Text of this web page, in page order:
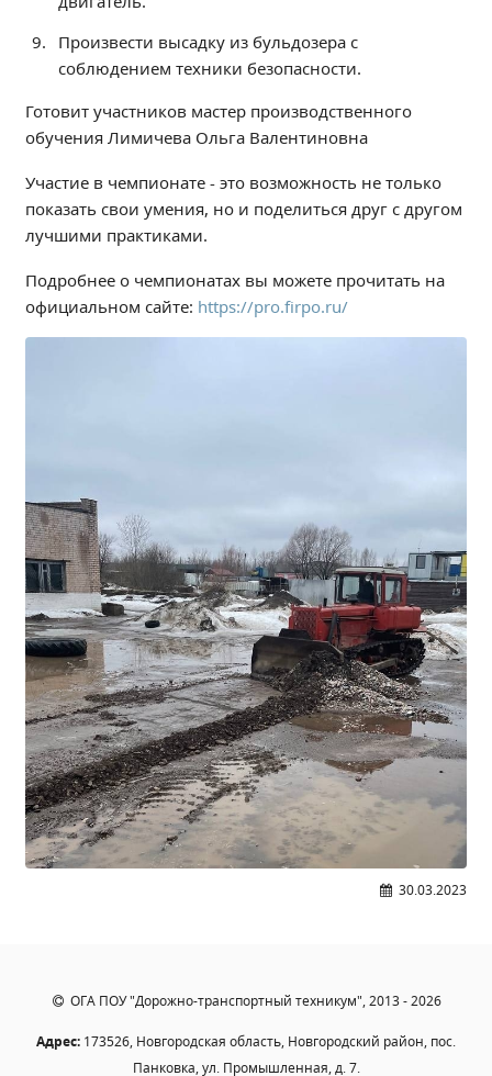
Профилактическая работа
Студенческий совет
Студенческий спортивный клуб
МЕТОДИЧЕСКАЯ РАБОТА
В помощь педагогам и мастерам ПО
ПРОЧЕЕ
История нашего техникума
РФ
Главное управление по контролю за оборотом
наркотиков
Общероссийская база вакансий "Работа в
России"
Сбербанк Онлайн - оплачивайте
образовательные услуги
Произвести высадку из бульдозера с
соблюдением техники безопасности.
Готовит участников мастер производственного
обучения Лимичева Ольга Валентиновна
Участие в чемпионате - это возможность не только
показать свои умения, но и поделиться друг с другом
лучшими практиками.
Подробнее о чемпионатах вы можете прочитать на
официальном сайте: https://pro.firpo.ru/
30.03.2023
ОГА ПОУ "Дорожно-транспортный техникум", 2013 - 2026
Адрес: 173526, Новгородская область, Новгородский район, пос.
Панковка, ул. Промышленная, д. 7.